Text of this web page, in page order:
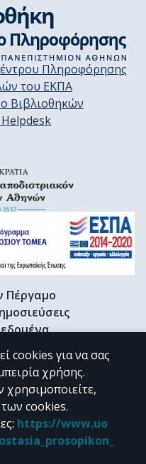
Πληροφόρησης
του ΕΚΠΑ
Βιβλιοθηκών
Πέργαμο
βιβλιογραφία
BY-NC 4.0
της "Περγάμου" διατίθεται
cookies για να σας
χρήσης.
χρησιμοποιείτε,
cookies.
: https://www.uo